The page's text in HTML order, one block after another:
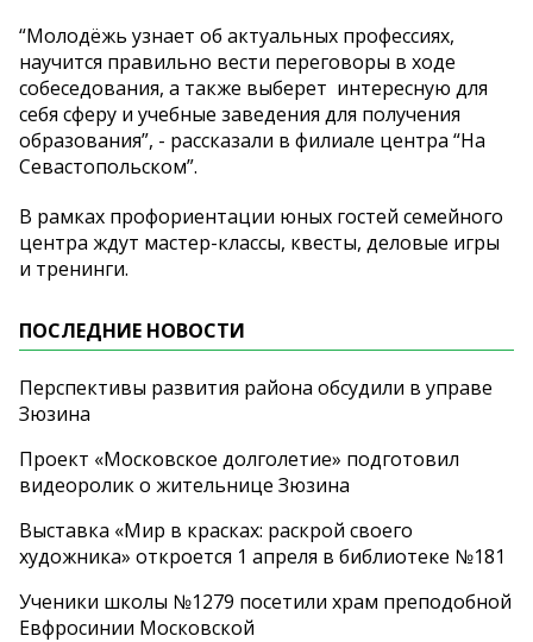
“Молодёжь узнает об актуальных профессиях,
научится правильно вести переговоры в ходе
собеседования, а также выберет интересную для
себя сферу и учебные заведения для получения
образования”, - рассказали в филиале центра “На
Севастопольском”.
В рамках профориентации юных гостей семейного
центра ждут мастер-классы, квесты, деловые игры
и тренинги.
ПОСЛЕДНИЕ НОВОСТИ
Перспективы развития района обсудили в управе
Зюзина
Проект «Московское долголетие» подготовил
видеоролик о жительнице Зюзина
Выставка «Мир в красках: раскрой своего
художника» откроется 1 апреля в библиотеке №181
Ученики школы №1279 посетили храм преподобной
Евфросинии Московской